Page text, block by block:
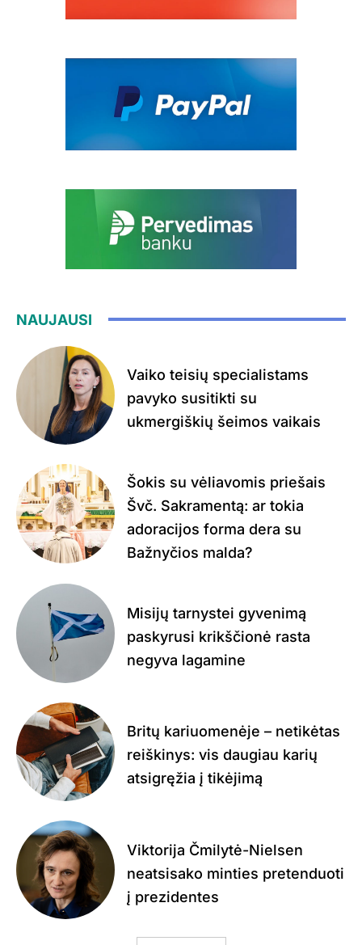
NAUJAUSI
Vaiko teisių specialistams
pavyko susitikti su
ukmergiškių šeimos vaikais
Šokis su vėliavomis priešais
Švč. Sakramentą: ar tokia
adoracijos forma dera su
Bažnyčios malda?
Misijų tarnystei gyvenimą
paskyrusi krikščionė rasta
negyva lagamine
Britų kariuomenėje – netikėtas
reiškinys: vis daugiau karių
atsigręžia į tikėjimą
Viktorija Čmilytė-Nielsen
neatsisako minties pretenduoti
į prezidentes